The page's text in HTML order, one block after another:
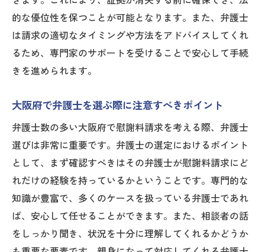
的な優位性を保つことが可能となります。また、弁護士
は請求の適切なタイミングや方法をアドバイスしてくれ
るため、専門家のサポートを受けることで安心して手続
きを進められます。
大阪府で弁護士を選ぶ際に注意すべきポイント
弁護士数の多い大阪府で慰謝料請求を考える際、弁護士
選びは非常に重要です。弁護士の選定におけるポイント
として、まず確認すべきはその弁護士が慰謝料請求にど
れだけの経験を持っているかということです。専門的な
知識が豊富で、多くのケースを扱っている弁護士であれ
ば、安心して任せることができます。また、相談者の話
をしっかり聞き、状況を十分に理解してくれるかどうか